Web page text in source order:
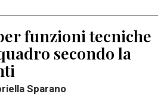
funzioni tecniche
secondo la
Sparano